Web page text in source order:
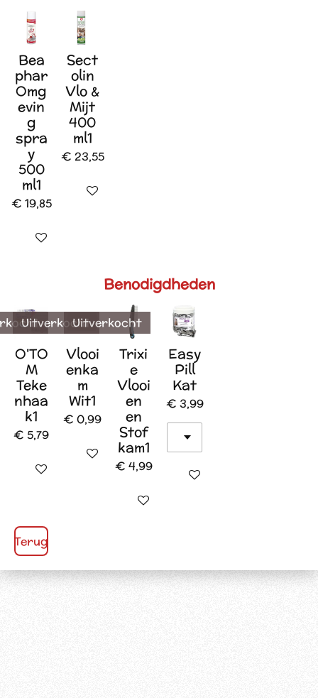
Bea
phar
Omg
evin
g
spra
y
500
ml1
€ 19,85
In winkelwagen
Sect
olin
Vlo &
Mijt
400
ml1
€ 23,55
In winkelwagen
Benodigdheden
O'TO
M
Teke
nhaa
k1
€ 5,79
Houd mij op de hoogte
Uitverkocht
Vlooi
enka
m
Wit1
€ 0,99
Houd mij op de hoogte
Uitverkocht
Trixi
e
Vlooi
en
en
Stof
kam1
€ 4,99
Houd mij op de hoogte
Easy
Pill
Kat
€ 3,99
In winkelwagen
Terug